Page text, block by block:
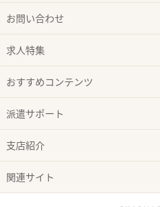
お問い合わせ
求人特集
おすすめコンテンツ
派遣サポート
支店紹介
関連サイト